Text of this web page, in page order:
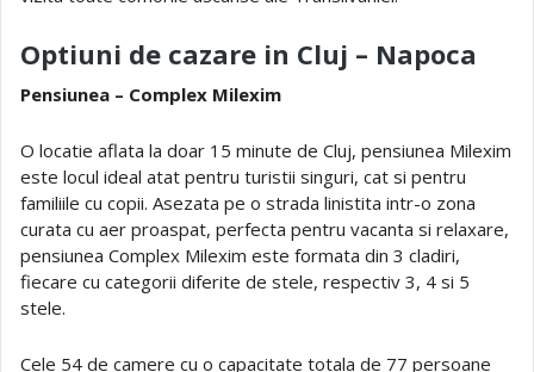
Optiuni de cazare in Cluj – Napoca
Pensiunea – Complex Milexim
O locatie aflata la doar 15 minute de Cluj, pensiunea Milexim
este locul ideal atat pentru turistii singuri, cat si pentru
familiile cu copii. Asezata pe o strada linistita intr-o zona
curata cu aer proaspat, perfecta pentru vacanta si relaxare,
pensiunea Complex Milexim este formata din 3 cladiri,
fiecare cu categorii diferite de stele, respectiv 3, 4 si 5
stele.
Cele 54 de camere cu o capacitate totala de 77 persoane